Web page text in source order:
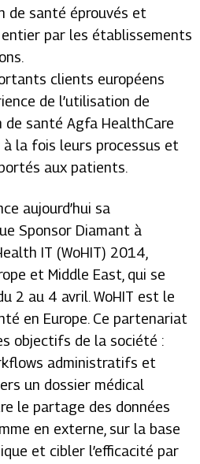
de santé éprouvés et
par les établissements
clients européens
de l’utilisation de
de santé Agfa HealthCare
à la fois leurs processus et
aux patients.
aujourd’hui sa
Sponsor Diamant à
IT (WoHIT) 2014,
et Middle East, qui se
2 au 4 avril. WoHIT est le
en Europe. Ce partenariat
objectifs de la société :
administratifs et
un dossier médical
le partage des données
en externe, sur la base
et cibler l’efficacité par